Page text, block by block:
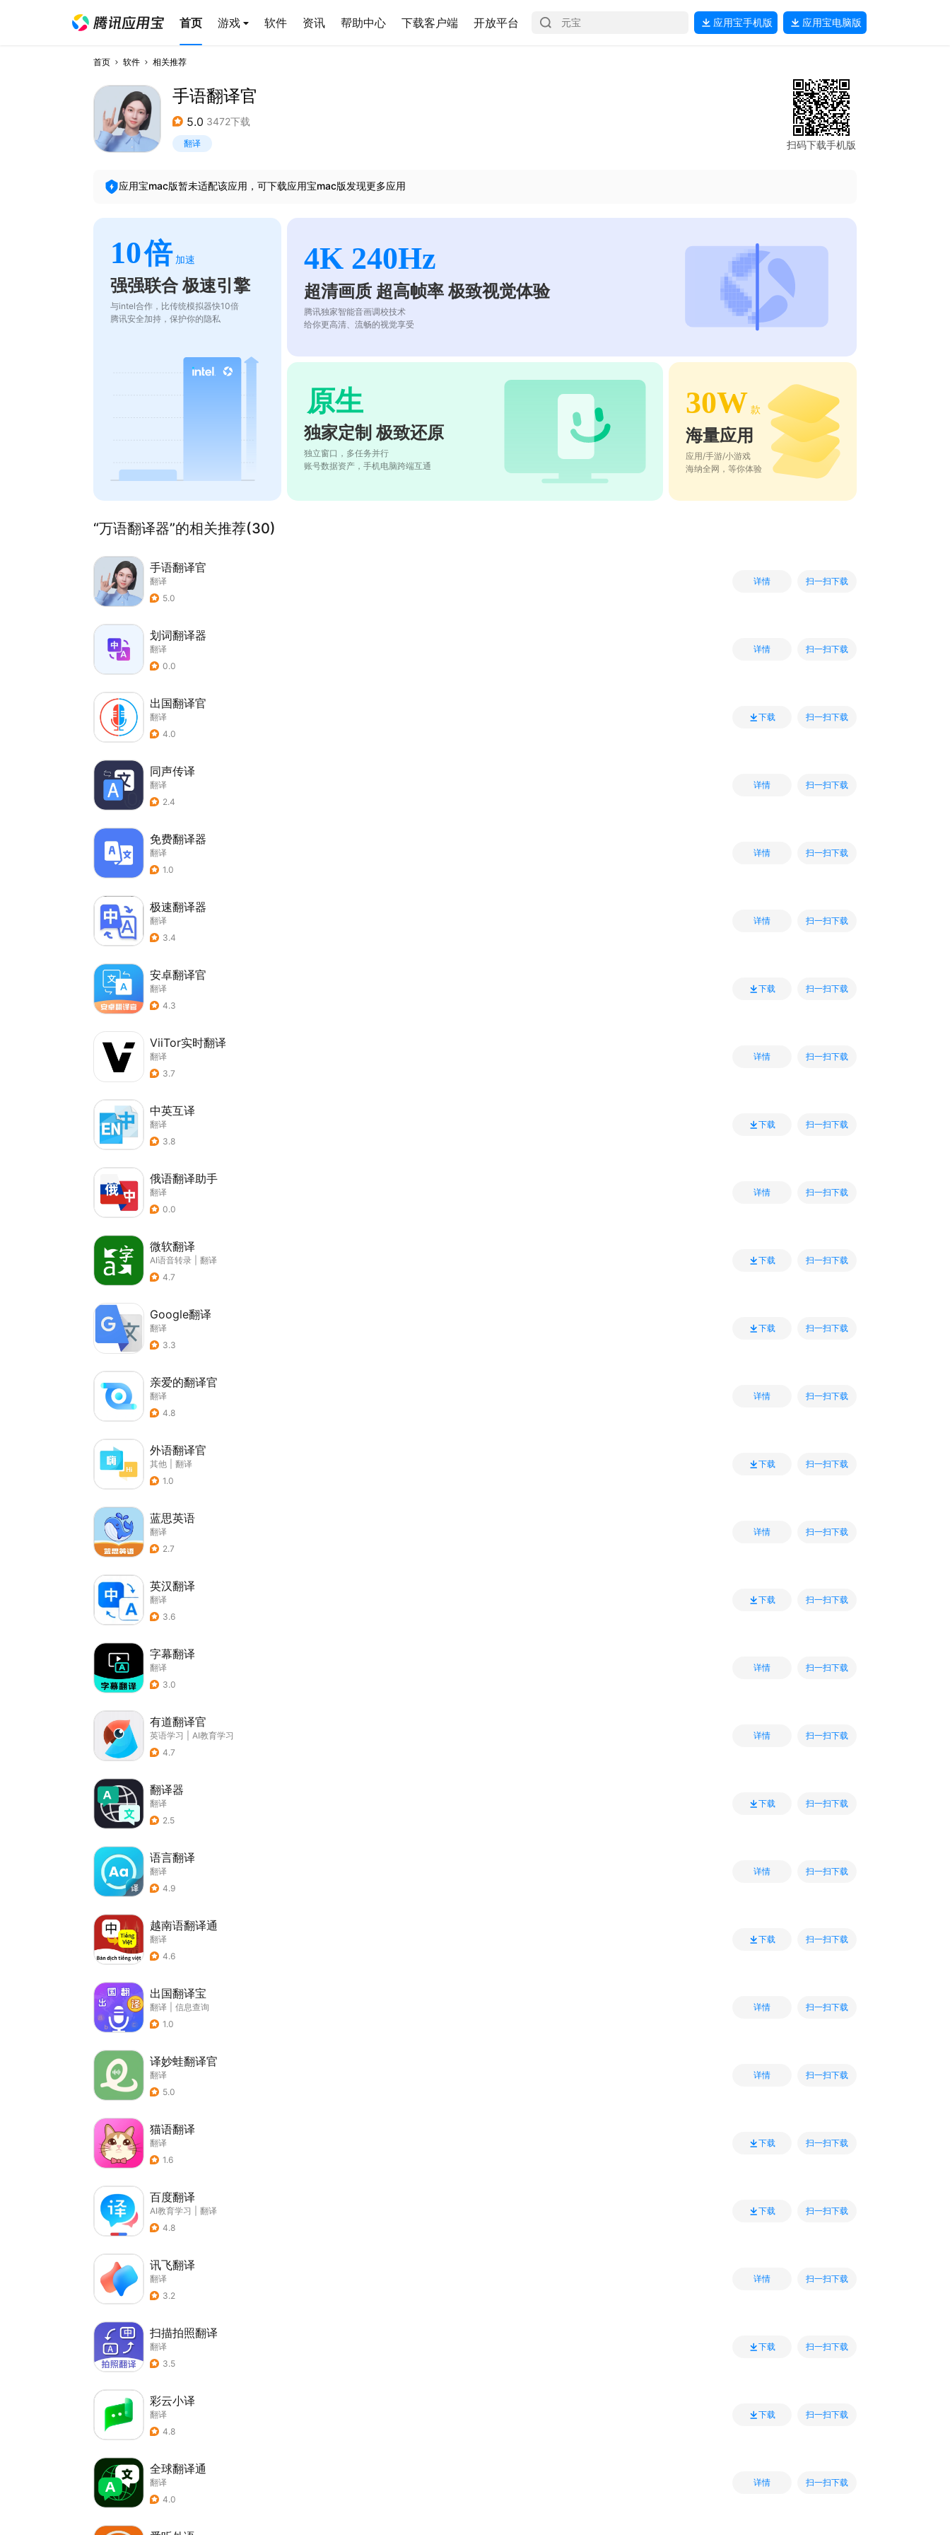
首页 游戏 软件 资讯 帮助中心 下载客户端 开放平台 应用宝手机版 应用宝电脑版
首页 软件 相关推荐
手语翻译官
5.0 3472下载
翻译 扫码下载手机版
应用宝mac版暂未适配该应用，可下载应用宝mac版发现更多应用
10倍 加速
强强联合 极速引擎
与intel合作，比传统模拟器快10倍
腾讯安全加持，保护你的隐私
4K 240Hz
超清画质 超高帧率 极致视觉体验
腾讯独家智能音画调校技术
给你更高清、流畅的视觉享受
原生
独家定制 极致还原
独立窗口，多任务并行
账号数据资产，手机电脑跨端互通
30W 款
海量应用
应用/手游/小游戏
海纳全网，等你体验
“万语翻译器”的相关推荐(30)
手语翻译官
翻译
5.0
详情 扫一扫下载
划词翻译器
翻译
0.0
详情 扫一扫下载
出国翻译官
翻译
4.0
下载 扫一扫下载
同声传译
翻译
2.4
详情 扫一扫下载
免费翻译器
翻译
1.0
详情 扫一扫下载
极速翻译器
翻译
3.4
详情 扫一扫下载
安卓翻译官
翻译
4.3
下载 扫一扫下载
ViiTor实时翻译
翻译
3.7
详情 扫一扫下载
中英互译
翻译
3.8
下载 扫一扫下载
俄语翻译助手
翻译
0.0
详情 扫一扫下载
微软翻译
AI语音转录
翻译
4.7
下载 扫一扫下载
Google翻译
翻译
3.3
下载 扫一扫下载
亲爱的翻译官
翻译
4.8
详情 扫一扫下载
外语翻译官
其他
翻译
1.0
下载 扫一扫下载
蓝思英语
翻译
2.7
详情 扫一扫下载
英汉翻译
翻译
3.6
下载 扫一扫下载
字幕翻译
翻译
3.0
详情 扫一扫下载
有道翻译官
英语学习
AI教育学习
4.7
详情 扫一扫下载
翻译器
翻译
2.5
下载 扫一扫下载
语言翻译
翻译
4.9
详情 扫一扫下载
越南语翻译通
翻译
4.6
下载 扫一扫下载
出国翻译宝
翻译
信息查询
1.0
详情 扫一扫下载
译妙蛙翻译官
翻译
5.0
详情 扫一扫下载
猫语翻译
翻译
1.6
下载 扫一扫下载
百度翻译
AI教育学习
翻译
4.8
下载 扫一扫下载
讯飞翻译
翻译
3.2
详情 扫一扫下载
扫描拍照翻译
翻译
3.5
下载 扫一扫下载
彩云小译
翻译
4.8
下载 扫一扫下载
全球翻译通
翻译
4.0
详情 扫一扫下载